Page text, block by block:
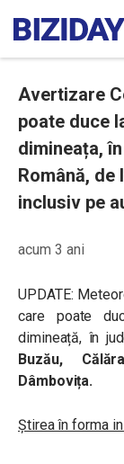
Avertizare
poate duce
dimineața,
Română, de
inclusiv pe
acum 3 ani
UPDATE:
care poate
dimineață, în
Buzău,
Dâmbovița.
Știrea în forma